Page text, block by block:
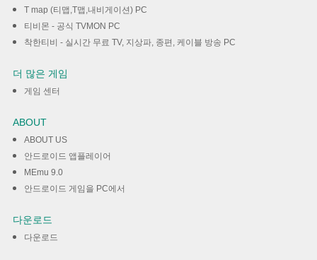
T map (티맵,T맵,내비게이션) PC
티비몬 - 공식 TVMON PC
착한티비 - 실시간 무료 TV, 지상파, 종편, 케이블 방송 PC
더 많은 게임
게임 센터
ABOUT
ABOUT US
안드로이드 앱플레이어
MEmu 9.0
안드로이드 게임을 PC에서
다운로드
다운로드